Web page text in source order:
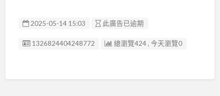
2025-05-14 15:03 此廣告已逾期
廣告编號
1326824404248772 總瀏覽424 , 今天瀏覽0